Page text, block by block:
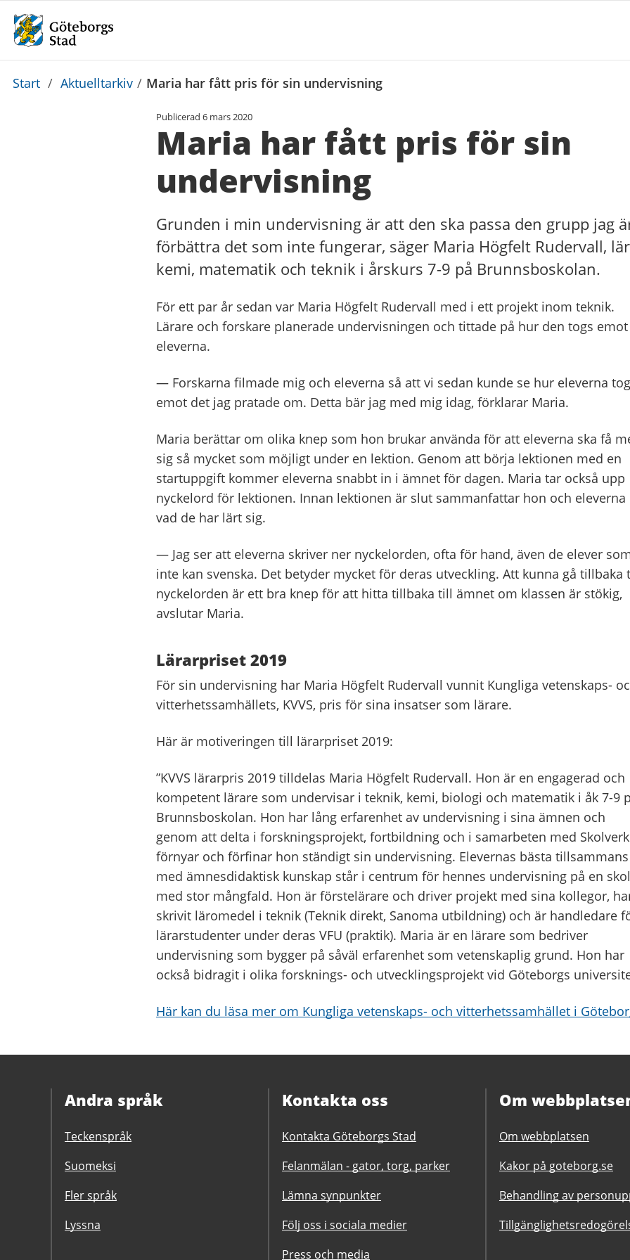
Du
Start / Aktuelltarkiv / Maria har fått pris för sin undervisning
Publicerad 6 mars 2020
Maria har fått pris för sin
undervisning
Grunden i min undervisning är att den ska passa den grupp jag
förbättra det som inte fungerar, säger Maria Högfelt Rudervall,
kemi, matematik och teknik i årskurs 7-9 på Brunnsboskolan.
För ett par år sedan var Maria Högfelt Rudervall med i ett projekt inom teknik.
Lärare och forskare planerade undervisningen och tittade på hur den togs
eleverna.
— Forskarna filmade mig och eleverna så att vi sedan kunde se hur eleverna tog
emot det jag pratade om. Detta bär jag med mig idag, förklarar Maria.
Maria berättar om olika knep som hon brukar använda för att eleverna ska få
sig så mycket som möjligt under en lektion. Genom att börja lektionen med en
startuppgift kommer eleverna snabbt in i ämnet för dagen. Maria tar också upp
nyckelord för lektionen. Innan lektionen är slut sammanfattar hon och eleverna
vad de har lärt sig.
— Jag ser att eleverna skriver ner nyckelorden, ofta för hand, även de elever
inte kan svenska. Det betyder mycket för deras utveckling. Att kunna gå tillbaka
nyckelorden är ett bra knep för att hitta tillbaka till ämnet om klassen är stökig,
avslutar Maria.
Lärarpriset 2019
För sin undervisning har Maria Högfelt Rudervall vunnit Kungliga vetenskaps-
vitterhetssamhällets, KVVS, pris för sina insatser som lärare.
Här är motiveringen till lärarpriset 2019:
”KVVS lärarpris 2019 tilldelas Maria Högfelt Rudervall. Hon är en engagerad och
kompetent lärare som undervisar i teknik, kemi, biologi och matematik i åk 7-9
Brunnsboskolan. Hon har lång erfarenhet av undervisning i sina ämnen och
genom att delta i forskningsprojekt, fortbildning och i samarbeten med
förnyar och förfinar hon ständigt sin undervisning. Elevernas bästa tillsammans
med ämnesdidaktisk kunskap står i centrum för hennes undervisning på en
med stor mångfald. Hon är förstelärare och driver projekt med sina kollegor,
skrivit läromedel i teknik (Teknik direkt, Sanoma utbildning) och är handledare
lärarstudenter under deras VFU (praktik). Maria är en lärare som bedriver
undervisning som bygger på såväl erfarenhet som vetenskaplig grund. Hon har
också bidragit i olika forsknings- och utvecklingsprojekt vid Göteborgs
Här kan du läsa mer om Kungliga vetenskaps- och vitterhetssamhället i
Andra språk
Teckenspråk
Suomeksi
Fler språk
Lyssna
Kontakta oss
Kontakta Göteborgs Stad
Felanmälan - gator, torg, parker
Lämna synpunkter
Följ oss i sociala medier
Press och media
Om
Om webbplatsen
Kakor på goteborg.se
Behandling av